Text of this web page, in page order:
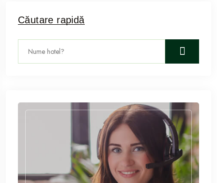
Căutare rapidă